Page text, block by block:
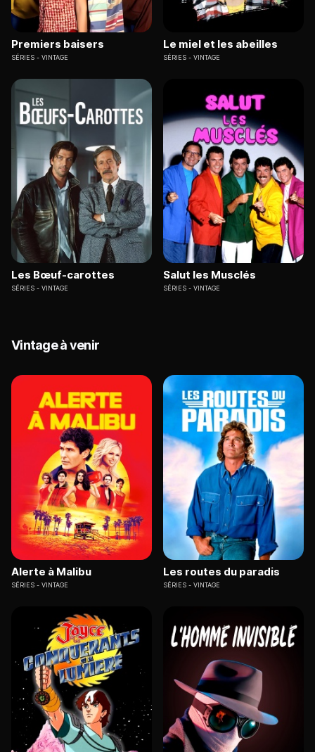
Premiers baisers
SÉRIES VINTAGE
Le miel et les abeilles
SÉRIES VINTAGE
Les Bœuf-carottes
SÉRIES VINTAGE
Salut les Musclés
SÉRIES VINTAGE
Vintage à venir
Alerte à Malibu
SÉRIES VINTAGE
Les routes du paradis
SÉRIES VINTAGE